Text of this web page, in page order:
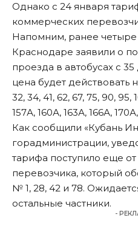
Однако с 24 января
коммерческих
Напомним, ранее
Краснодаре заявили о
проезда в автобусах с
цена будет действовать
32, 34, 41, 62, 67, 75, 90, 95,
157А, 160А, 163А, 166А,
Как сообщили «Кубань
горадминистрации,
тарифа поступило еще
перевозчика, который
№ 1, 28, 42 и 78.
остальные частники.
-